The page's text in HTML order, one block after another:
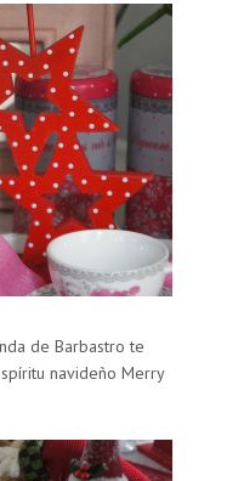
de Barbastro te
navideño Merry